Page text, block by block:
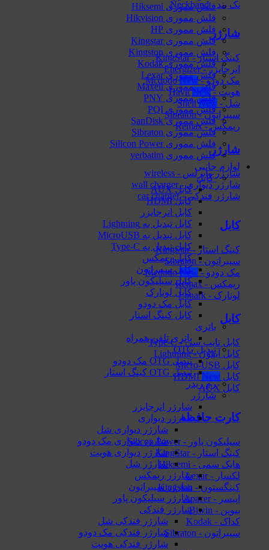
نک بند - Neckband
شارژر
کینگ استار - KingStar
انرجایزر - Energizer
مک دودو - Mcdodo
هویت - Havit
شل - Shell
سیبراتون - Sibraton
ریمکس - Remax
شارژر
شارژر وایرلس - wireless
شارژر دیواری - wall charger
شارژر فندکی - car charger
کابل
کینگ استار - KingStar
سیبراتون - Sibraton
مک دودو - Mcdodo
ریمکس - Remax
لونارک - Lonark
کابل
کابل تایپ سی - Type-C
کابل آیفون - Lightning
کابل Micro-USB
کابل HDMI
کابل AUX
کارت حافظه
سیلیکون پاور - Silicon Power
کینگ استار - KingStar
هایک‌ سمی - Hiksemi
لکسار - Lexar
کینگستون - Kingston
اپیسر - Apacer
بیوین - Biwin
کداک - Kodak
سیبراتون - Sibraton
فلش مموری Hiksemi
فلش مموری Hikvision
فلش مموری HP
فلش مموری Kingstar
فلش مموری Kingston
فلش مموری Kodak
فلش مموری Lexar
فلش مموری Maxell
فلش مموری PNY
فلش مموری PQI
فلش مموری SanDisk
فلش مموری Sibraton
فلش مموری Silicon Power
فلش مموری verbatim
لوازم جانبی
کابل
کابل AUX
کابل HDMI
کابل انرجایزر
کابل تبدیل به Lightning
کابل تبدیل به MicroUSB
کابل تبدیل به Type-C
کابل ریمکس
کابل سیبراتون
کابل سیلیکون پاور
کابل لونارک
کابل مک دودو
کابل کینگ استار
باتری
باتری تلفن همراه
تبدیل OTG
تبدیل OTG مک دودو
تبدیل OTG کینگ استار
رم ریدر
شارژر
شارژر انرجایزر
شارژر دیواری
شارژر دیواری شل
شارژر دیواری مک دودو
شارژر دیواری هویت
شارژر شل
شارژر ریمکس
شارژر سیبراتون
شارژر سیلیکون پاور
شارژر فندکی
شارژر فندکی شل
شارژر فندکی مک دودو
شارژر فندکی هویت